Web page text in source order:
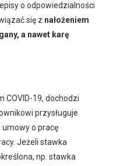
o odpowiedzialności
się z nałożeniem
a nawet karę
COVID-19, dochodzi
przysługuje
o pracę
Jeżeli stawka
np. stawka